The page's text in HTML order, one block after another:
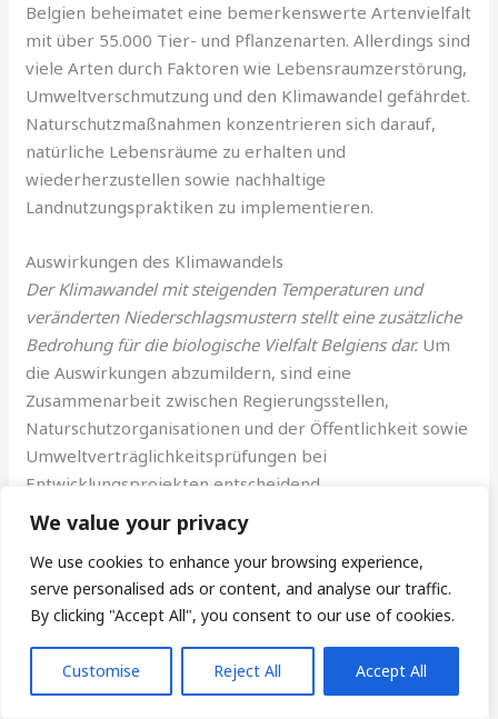
We value your privacy
We use cookies to enhance your browsing experience,
serve personalised ads or content, and analyse our traffic.
By clicking "Accept All", you consent to our use of cookies.
Customise Reject All Accept All
Belgien beheimatet eine bemerkenswerte Artenvielfalt
mit über 55.000 Tier- und Pflanzenarten. Allerdings sind
viele Arten durch Faktoren wie Lebensraumzerstörung,
Umweltverschmutzung und den Klimawandel gefährdet.
Naturschutzmaßnahmen konzentrieren sich darauf,
natürliche Lebensräume zu erhalten und
wiederherzustellen sowie nachhaltige
Landnutzungspraktiken zu implementieren.
Auswirkungen des Klimawandels
Der Klimawandel mit steigenden Temperaturen und
veränderten Niederschlagsmustern stellt eine zusätzliche
Bedrohung für die biologische Vielfalt Belgiens dar. Um
die Auswirkungen abzumildern, sind eine
Zusammenarbeit zwischen Regierungsstellen,
Naturschutzorganisationen und der Öffentlichkeit sowie
Umweltverträglichkeitsprüfungen bei
Entwicklungsprojekten entscheidend.
Umweltindikatoren
Anteil erneuerbarer Energien am
Gesamtenergieverbrauch
13,03%
Treibhausgasemissionen (Veränderung
-5,5%